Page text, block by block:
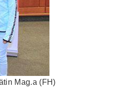
Mag.a (FH)